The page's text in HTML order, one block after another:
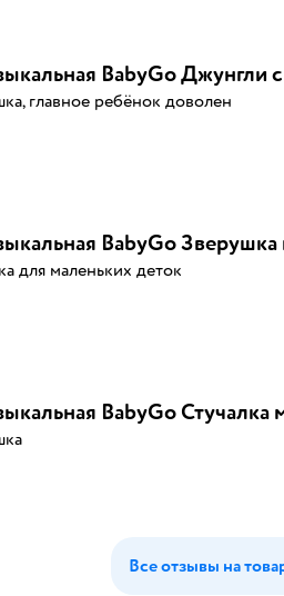
BabyGo Джунгли
главное ребёнок доволен
BabyGo Зверушка
для маленьких деток
BabyGo Стучалка
Все отзывы на